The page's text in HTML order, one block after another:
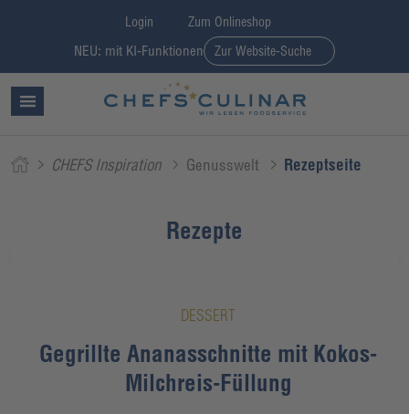
Login Zum Onlineshop
NEU: mit KI-Funktionen Zur Website-Suche
CHEFS Inspiration Genusswelt Rezeptseite
Rezepte
DESSERT
Gegrillte Ananasschnitte mit Kokos-
Milchreis-Füllung